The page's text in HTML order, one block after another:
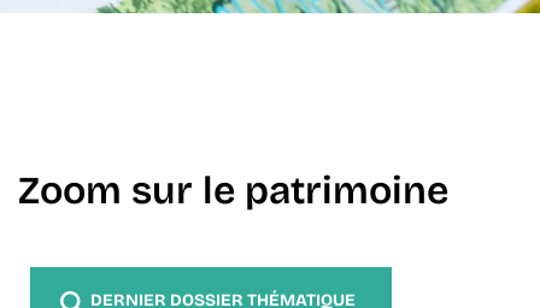
Zoom sur le patrimoine
DERNIER DOSSIER THÉMATIQUE